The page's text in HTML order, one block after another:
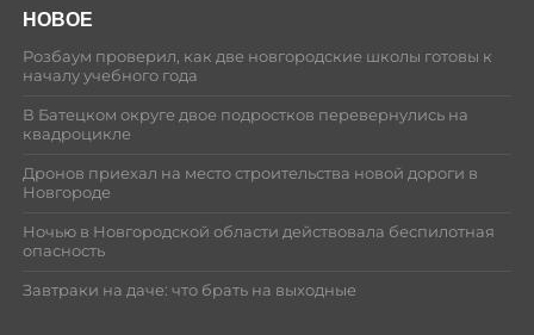
НОВОЕ
Розбаум проверил, как две новгородские школы готовы к
началу учебного года
В Батецком округе двое подростков перевернулись на
квадроцикле
Дронов приехал на место строительства новой дороги в
Новгороде
Ночью в Новгородской области действовала беспилотная
опасность
Завтраки на даче: что брать на выходные